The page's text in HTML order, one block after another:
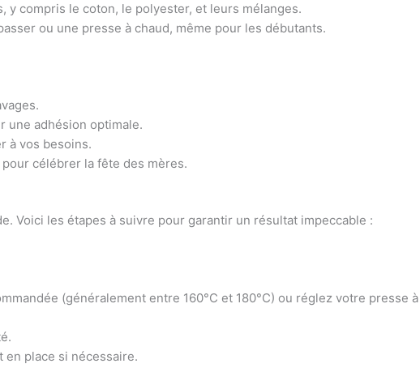
compris le coton, le polyester, et leurs mélanges.
ou une presse à chaud, même pour les débutants.
une adhésion optimale.
à vos besoins.
célébrer la fête des mères.
Voici les étapes à suivre pour garantir un résultat impeccable :
(généralement entre 160°C et 180°C) ou réglez votre presse à
place si nécessaire.